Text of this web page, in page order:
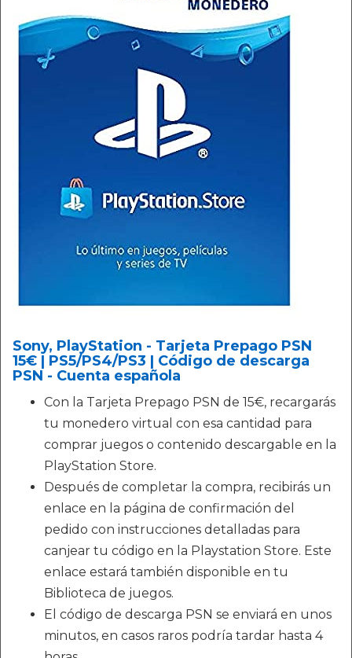
Sony, PlayStation - Tarjeta Prepago PSN
15€ | PS5/PS4/PS3 | Código de descarga
PSN - Cuenta española
Con la Tarjeta Prepago PSN de 15€, recargarás
tu monedero virtual con esa cantidad para
comprar juegos o contenido descargable en la
PlayStation Store.
Después de completar la compra, recibirás un
enlace en la página de confirmación del
pedido con instrucciones detalladas para
canjear tu código en la Playstation Store. Este
enlace estará también disponible en tu
Biblioteca de juegos.
El código de descarga PSN se enviará en unos
minutos, en casos raros podría tardar hasta 4